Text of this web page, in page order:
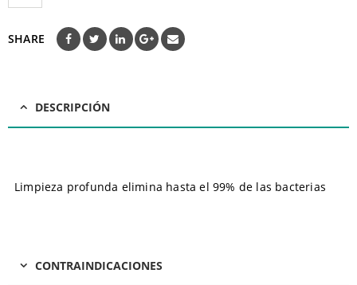
SHARE
DESCRIPCIÓN
Limpieza profunda elimina hasta el 99% de las bacterias
CONTRAINDICACIONES